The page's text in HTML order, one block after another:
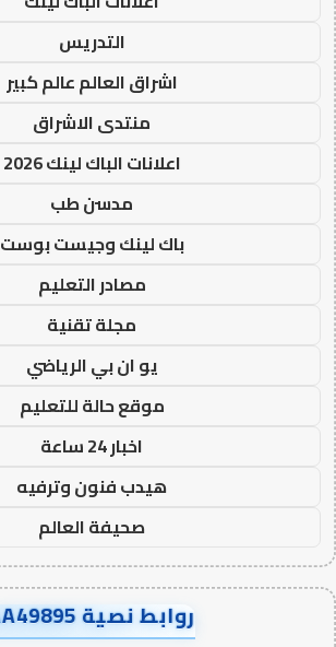
التدريس
اشراق العالم عالم كبير
منتدى الاشراق
اعلانات الباك لينك 2026
مدسن طب
باك لينك وجيست بوست
مصادر التعليم
مجلة تقنية
يو ان بي الرياضي
موقع حالة للتعليم
اخبار 24 ساعة
هيدب فنون وترفيه
صحيفة العالم
روابط نصية AA49895